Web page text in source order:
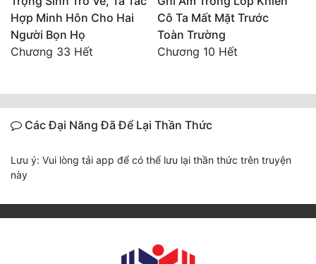
Hợp Minh Hôn Cho Hai
Người Bọn Họ
Chương 33 Hết
Cô Ta Mất Mặt Trước
Toàn Trường
Chương 10 Hết
Các Đại Năng Đã Để Lại Thần Thức
Lưu ý: Vui lòng tải app để có thể lưu lại thần thức trên truyện
này